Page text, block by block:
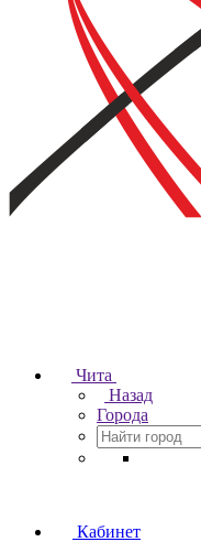
Чита
Назад
Города
Кабинет